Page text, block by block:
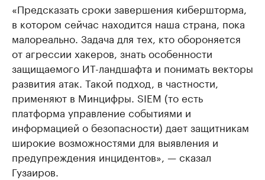
«Предсказать сроки завершения кибершторма,
в котором сейчас находится наша страна, пока
малореально. Задача для тех, кто обороняется
от агрессии хакеров, знать особенности
защищаемого ИТ-ландшафта и понимать векторы
развития атак. Такой подход, в частности,
применяют в Минцифры. SIEM (то есть
платформа управление событиями и
информацией о безопасности) дает защитникам
широкие возможностями для выявления и
предупреждения инцидентов», — сказал
Гузаиров.